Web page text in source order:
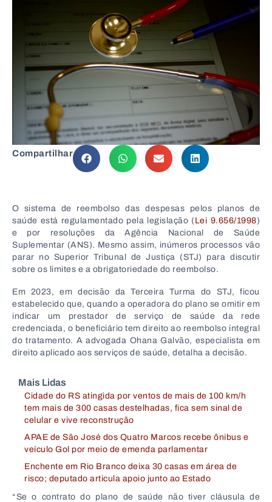
Compartilhar
O sistema de reembolso das despesas pelos planos de
saúde está regulamentado pela legislação ( Lei 9.656/1998)
e por resoluções da Agência Nacional de Saúde
Suplementar (ANS). Mesmo assim, inúmeros processos vão
parar no Superior Tribunal de Justiça (STJ) para discutir
sobre os limites e a obrigatoriedade do reembolso.
Em 2023, em decisão da Terceira Turma do STJ, ficou
estabelecido que, quando a operadora do plano se omitir em
indicar um prestador de serviço de saúde da rede
credenciada, o beneficiário tem direito ao reembolso integral
do tratamento. A advogada Ohana Galvão, especialista em
direito aplicado aos serviços de saúde, detalha a decisão.
Mais Lidas
Cidade do RS atingida por ventos de mais de 100 km/h
tem mais de 300 casas destelhadas, fica sem sinal de
celular e vive reconstrução
APAE de São José dos Quatro Marcos recebe ônibus e
veículo Gol por meio de emenda parlamentar
Enchente em Rio Branco deixa 30 casas em área de
risco; deputado articula apoio junto ao Estado
“Se o contrato do plano de saúde não tiver cláusula de